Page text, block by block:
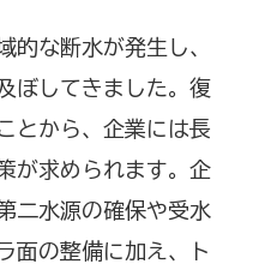
的な断水が発生し、
ぼしてきました。復
とから、企業には長
が求められます。企
二水源の確保や受水
面の整備に加え、ト